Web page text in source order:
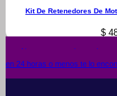
Kit De Retenedores De
$
¿No encuentras lo que
en 24 horas o menos te lo